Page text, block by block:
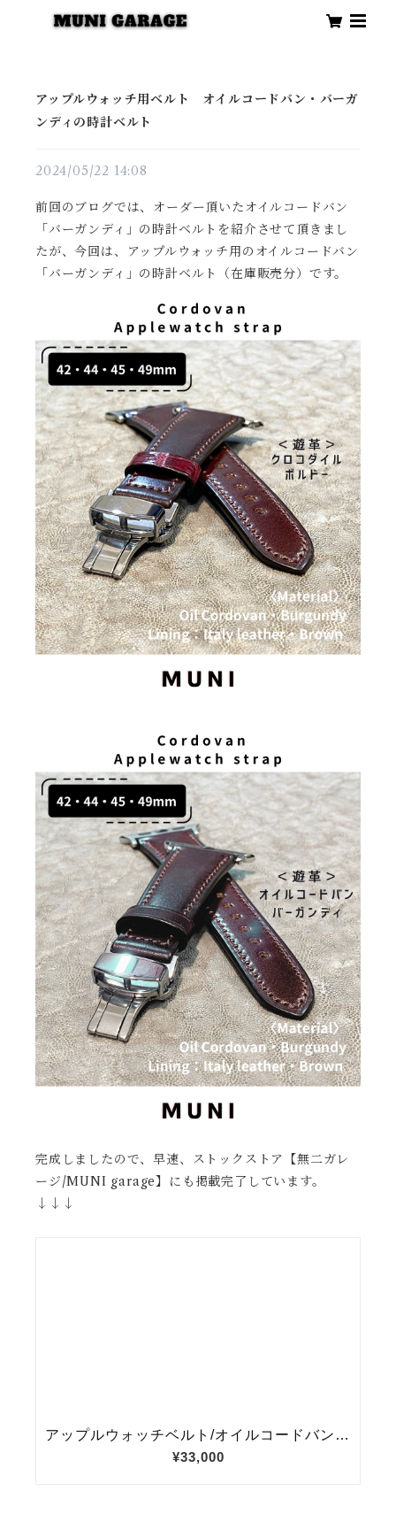
アップルウォッチ用ベルト オイルコードバン・バーガ
ンディの時計ベルト
2024/05/22 14:08
前回のブログでは、オーダー頂いたオイルコードバン
「バーガンディ」の時計ベルトを紹介させて頂きまし
たが、今回は、アップルウォッチ用のオイルコードバン
「バーガンディ」の時計ベルト（在庫販売分）です。
完成しましたので、早速、ストックストア【無二ガレ
ージ/MUNI garage】にも掲載完了しています。
↓↓↓